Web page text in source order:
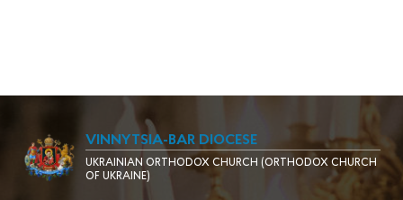
VINNYTSIA-BAR DIOCESE
UKRAINIAN ORTHODOX CHURCH (ORTHODOX CHURCH
OF UKRAINE)